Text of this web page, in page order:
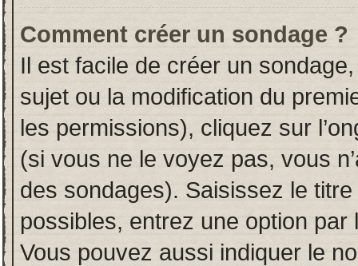
Comment créer un sondage ?
Il est facile de créer un
sujet ou la modification du
les permissions), cliquez sur
(si vous ne le voyez pas, vous
des sondages). Saisissez le
possibles, entrez une option
Vous pouvez aussi indiquer le